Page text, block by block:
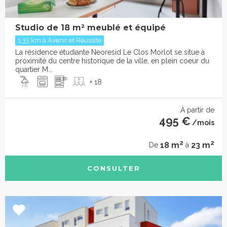
Studio de 18 m² meublé et équipé
1.33 km à Avenir et Réussite
La résidence étudiante Neoresid Le Clos Morlot se situe à
proximité du centre historique de la ville, en plein coeur du
quartier M...
+ 18
À partir de
495 € /mois
De 18 m2 à 23 m2
CONSULTER